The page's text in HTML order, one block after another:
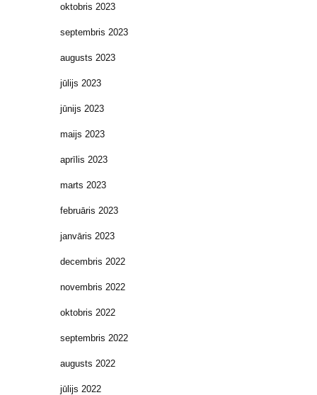
oktobris 2023
septembris 2023
augusts 2023
jūlijs 2023
jūnijs 2023
maijs 2023
aprīlis 2023
marts 2023
februāris 2023
janvāris 2023
decembris 2022
novembris 2022
oktobris 2022
septembris 2022
augusts 2022
jūlijs 2022